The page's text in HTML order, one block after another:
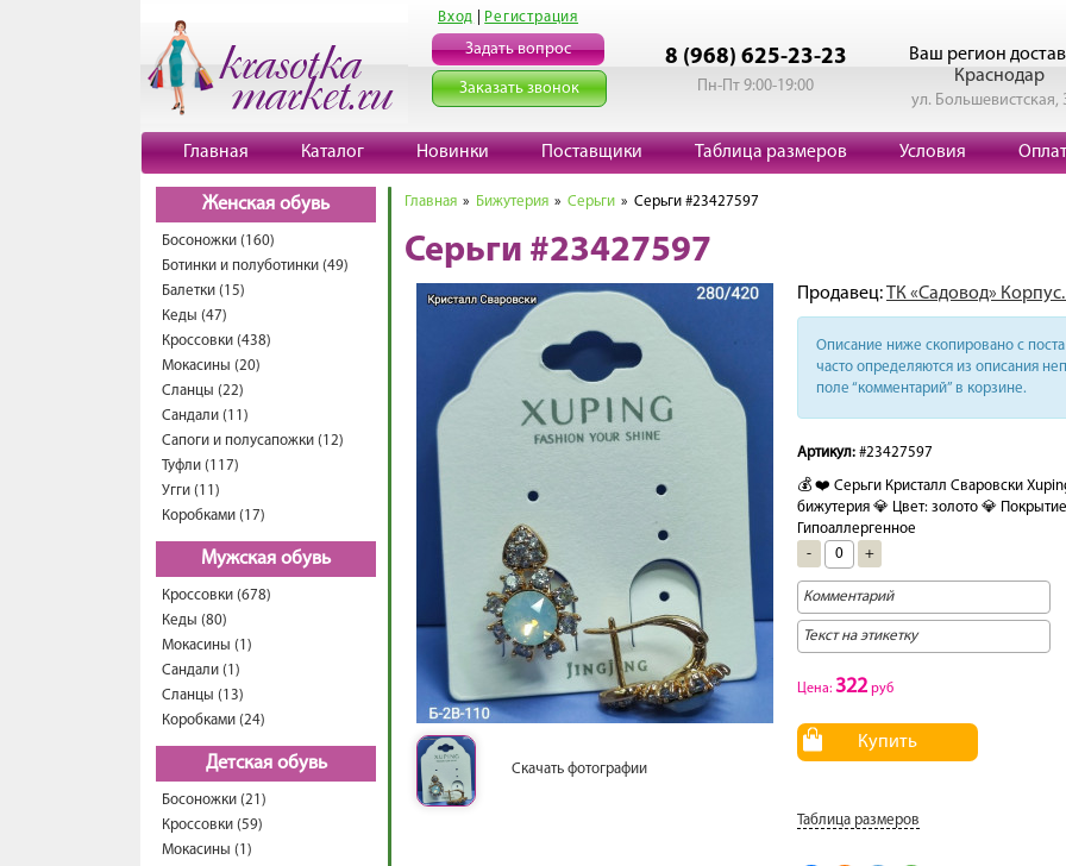
Вход Регистрация
Задать вопрос
Заказать звонок
8 (968) 625-23-23
Пн-Пт 9:00-19:00
Ваш регион
Краснодар
ул. Большевистская,
Главная Каталог Новинки Поставщики Таблица размеров Условия
Женская обувь
Босоножки (160)
Ботинки и полуботинки (49)
Балетки (15)
Кеды (47)
Кроссовки (438)
Мокасины (20)
Сланцы (22)
Сандали (11)
Сапоги и полусапожки (12)
Туфли (117)
Угги (11)
Коробками (17)
Мужская обувь
Кроссовки (678)
Кеды (80)
Мокасины (1)
Сандали (1)
Сланцы (13)
Коробками (24)
Детская обувь
Босоножки (21)
Кроссовки (59)
Мокасины (1)
Главная » Бижутерия » Серьги » Серьги #23427597
Серьги #23427597
Скачать фотографии
Продавец:ТК «Садовод»
Описание ниже скопировано с
часто определяются из описания
поле “комментарий” в корзине.
Артикул: #23427597
💰 ❤️ Серьги Кристалл Сваровски
бижутерия 💎 Цвет: золото 💎
Гипоаллергенное
-
+
Цена: 322 руб
Купить
Таблица размеров